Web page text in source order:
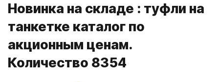
Новинка на складе : туфли на
танкетке каталог по
акционным ценам.
Количество 8354